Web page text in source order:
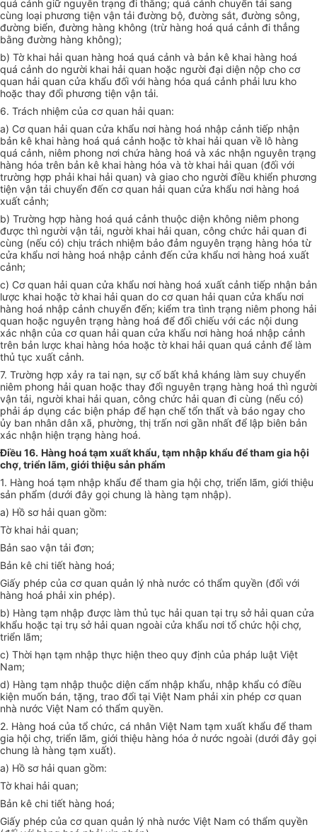
quá cảnh giữ nguyên trạng đi thẳng; quá cảnh chuyển tải sang
cùng loại phương tiện vận tải đường bộ, đường sắt, đường sông,
đường biển, đường hàng không (trừ hàng hoá quá cảnh đi thẳng
bằng đường hàng không);
b) Tờ khai hải quan hàng hoá quá cảnh và bản kê khai hàng hoá
quá cảnh do người khai hải quan hoặc người đại diện nộp cho cơ
quan hải quan cửa khẩu đối với hàng hóa quá cảnh phải lưu kho
hoặc thay đổi phương tiện vận tải.
6. Trách nhiệm của cơ quan hải quan:
a) Cơ quan hải quan cửa khẩu nơi hàng hoá nhập cảnh tiếp nhận
bản kê khai hàng hoá quá cảnh hoặc tờ khai hải quan về lô hàng
quá cảnh, niêm phong nơi chứa hàng hoá và xác nhận nguyên trạng
hàng hóa trên bản kê khai hàng hóa và tờ khai hải quan (đối với
trường hợp phải khai hải quan) và giao cho người điều khiển phương
tiện vận tải chuyển đến cơ quan hải quan cửa khẩu nơi hàng hoá
xuất cảnh;
b) Trường hợp hàng hoá quá cảnh thuộc diện không niêm phong
được thì người vận tải, người khai hải quan, công chức hải quan đi
cùng (nếu có) chịu trách nhiệm bảo đảm nguyên trạng hàng hóa từ
cửa khẩu nơi hàng hoá nhập cảnh đến cửa khẩu nơi hàng hoá xuất
cảnh;
c) Cơ quan hải quan cửa khẩu nơi hàng hoá xuất cảnh tiếp nhận bản
lược khai hoặc tờ khai hải quan do cơ quan hải quan cửa khẩu nơi
hàng hoá nhập cảnh chuyển đến; kiểm tra tình trạng niêm phong hải
quan hoặc nguyên trạng hàng hoá để đối chiếu với các nội dung
xác nhận của cơ quan hải quan cửa khẩu nơi hàng hoá nhập cảnh
trên bản lược khai hàng hóa hoặc tờ khai hải quan quá cảnh để làm
thủ tục xuất cảnh.
7. Trường hợp xảy ra tai nạn, sự cố bất khả kháng làm suy chuyển
niêm phong hải quan hoặc thay đổi nguyên trạng hàng hoá thì người
vận tải, người khai hải quan, công chức hải quan đi cùng (nếu có)
phải áp dụng các biện pháp để hạn chế tổn thất và báo ngay cho
ủy ban nhân dân xã, phường, thị trấn nơi gần nhất để lập biên bản
xác nhận hiện trạng hàng hoá.
Điều 16. Hàng hoá tạm xuất khẩu, tạm nhập khẩu để tham gia hội
chợ, triển lãm, giới thiệu sản phẩm
1. Hàng hoá tạm nhập khẩu để tham gia hội chợ, triển lãm, giới thiệu
sản phẩm (dưới đây gọi chung là hàng tạm nhập).
a) Hồ sơ hải quan gồm:
Tờ khai hải quan;
Bản sao vận tải đơn;
Bản kê chi tiết hàng hoá;
Giấy phép của cơ quan quản lý nhà nước có thẩm quyền (đối với
hàng hoá phải xin phép).
b) Hàng tạm nhập được làm thủ tục hải quan tại trụ sở hải quan cửa
khẩu hoặc tại trụ sở hải quan ngoài cửa khẩu nơi tổ chức hội chợ,
triển lãm;
c) Thời hạn tạm nhập thực hiện theo quy định của pháp luật Việt
Nam;
d) Hàng tạm nhập thuộc diện cấm nhập khẩu, nhập khẩu có điều
kiện muốn bán, tặng, trao đổi tại Việt Nam phải xin phép cơ quan
nhà nước Việt Nam có thẩm quyền.
2. Hàng hoá của tổ chức, cá nhân Việt Nam tạm xuất khẩu để tham
gia hội chợ, triển lãm, giới thiệu hàng hóa ở nước ngoài (dưới đây gọi
chung là hàng tạm xuất).
a) Hồ sơ hải quan gồm:
Tờ khai hải quan;
Bản kê chi tiết hàng hoá;
Giấy phép của cơ quan quản lý nhà nước Việt Nam có thẩm quyền